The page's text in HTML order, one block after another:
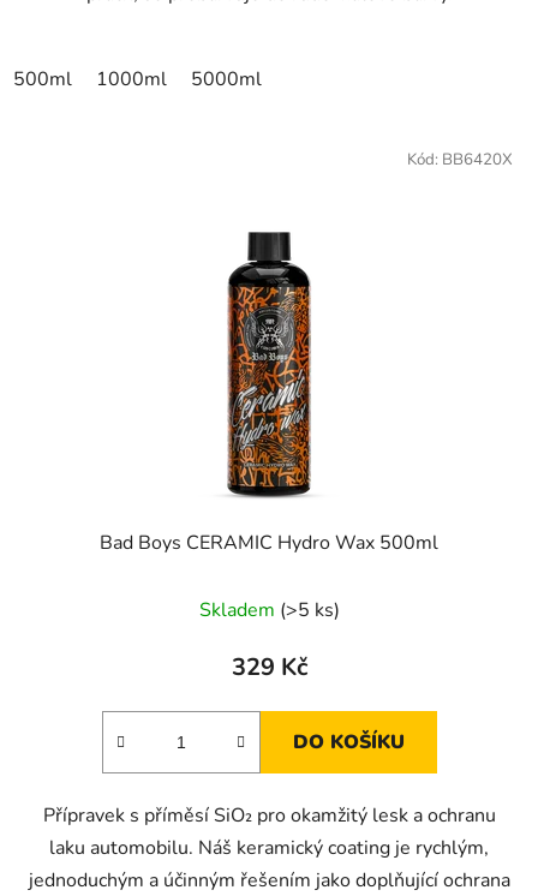
500ml 1000ml 5000ml
Bad Boys CERAMIC Hydro Wax 500ml
Skladem (>5 ks)
329 Kč
DO KOŠÍKU
Přípravek s příměsí SiO₂ pro okamžitý lesk a ochranu
laku automobilu. Náš keramický coating je rychlým,
jednoduchým a účinným řešením jako doplňující ochrana
Kód: BB6420X